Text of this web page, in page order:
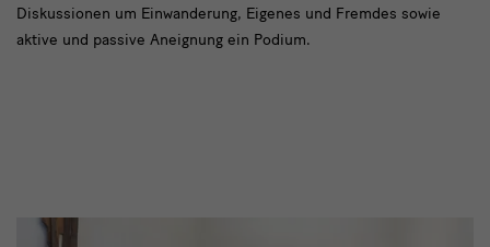
Gärtner
Diskussionen um Einwanderung, Eigenes und Fremdes sowie
aktive und passive Aneignung ein Podium.